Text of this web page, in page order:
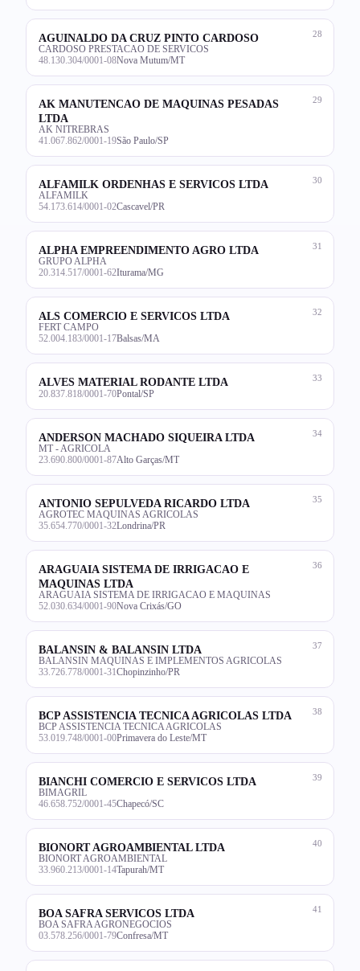
28
AGUINALDO DA CRUZ PINTO CARDOSO
CARDOSO PRESTACAO DE SERVICOS
48.130.304/0001-08Nova Mutum/MT
29
AK MANUTENCAO DE MAQUINAS PESADAS
LTDA
AK NITREBRAS
41.067.862/0001-19São Paulo/SP
30
ALFAMILK ORDENHAS E SERVICOS LTDA
ALFAMILK
54.173.614/0001-02Cascavel/PR
31
ALPHA EMPREENDIMENTO AGRO LTDA
GRUPO ALPHA
20.314.517/0001-62Iturama/MG
32
ALS COMERCIO E SERVICOS LTDA
FERT CAMPO
52.004.183/0001-17Balsas/MA
33
ALVES MATERIAL RODANTE LTDA
20.837.818/0001-70Pontal/SP
34
ANDERSON MACHADO SIQUEIRA LTDA
MT - AGRICOLA
23.690.800/0001-87Alto Garças/MT
35
ANTONIO SEPULVEDA RICARDO LTDA
AGROTEC MAQUINAS AGRICOLAS
35.654.770/0001-32Londrina/PR
36
ARAGUAIA SISTEMA DE IRRIGACAO E
MAQUINAS LTDA
ARAGUAIA SISTEMA DE IRRIGACAO E MAQUINAS
52.030.634/0001-90Nova Crixás/GO
37
BALANSIN & BALANSIN LTDA
BALANSIN MAQUINAS E IMPLEMENTOS AGRICOLAS
33.726.778/0001-31 Chopinzinho/PR
38
BCP ASSISTENCIA TECNICA AGRICOLAS LTDA
BCP ASSISTENCIA TECNICA AGRICOLAS
53.019.748/0001-00Primavera do Leste/MT
39
BIANCHI COMERCIO E SERVICOS LTDA
BIMAGRIL
46.658.752/0001-45Chapecó/SC
40
BIONORT AGROAMBIENTAL LTDA
BIONORT AGROAMBIENTAL
33.960.213/0001-14Tapurah/MT
41
BOA SAFRA SERVICOS LTDA
BOA SAFRA AGRONEGOCIOS
03.578.256/0001-79Confresa/MT